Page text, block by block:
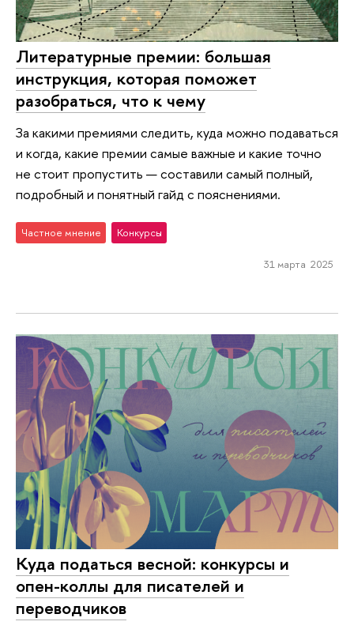
Литературные премии: большая
инструкция, которая поможет
разобраться, что к чему
За какими премиями следить, куда можно подаваться
и когда, какие премии самые важные и какие точно
не стоит пропустить — составили самый полный,
подробный и понятный гайд с пояснениями.
Частное мнение Конкурсы
31 марта 2025
Куда податься весной: конкурсы и
опен-коллы для писателей и
переводчиков